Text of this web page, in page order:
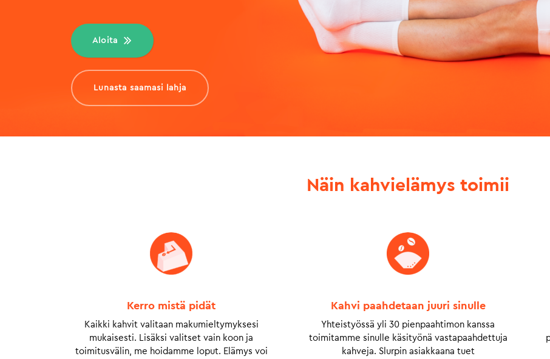
Aloita
Lunasta saamasi lahja
Näin kahvielämys toimii
Kerro mistä pidät
Kaikki kahvit valitaan makumieltymyksesi
mukaisesti. Lisäksi valitset vain koon ja
toimitusvälin, me hoidamme loput. Elämys voi
Kahvi paahdetaan juuri sinulle
Yhteistyössä yli 30 pienpaahtimon kanssa
toimitamme sinulle käsityönä vastapaahdettuja
kahveja. Slurpin asiakkaana tuet